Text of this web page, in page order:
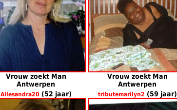
Vrouw zoekt Man
Antwerpen
Vrouw zoekt Man
Antwerpen
Allesandra20 (52 jaar) tributemarilyn2 (59 jaar)